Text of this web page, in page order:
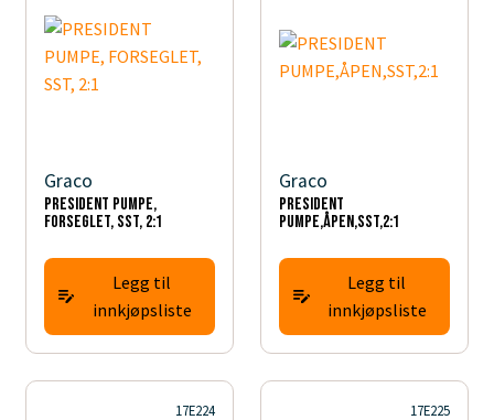
Graco
PRESIDENT PUMPE,
FORSEGLET, SST, 2:1
Legg til
innkjøpsliste
Graco
PRESIDENT
PUMPE,ÅPEN,SST,2:1
Legg til
innkjøpsliste
17E224 17E225